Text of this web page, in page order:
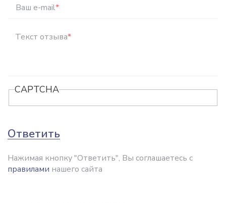
Ваш e-mail*
Текст отзыва*
CAPTCHA
Ответить
Нажимая кнопку "Ответить", Вы соглашаетесь с
правилами нашего сайта